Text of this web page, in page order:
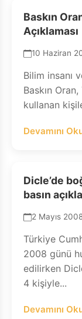
Baskın
Açıklaması
10 Haziran
Bilim insanı
Baskın
kullanan
Devamını
Dicle’de
basın
2 Mayıs
Türkiye
2008 günü
edilirken
4 kişiyle...
Devamını